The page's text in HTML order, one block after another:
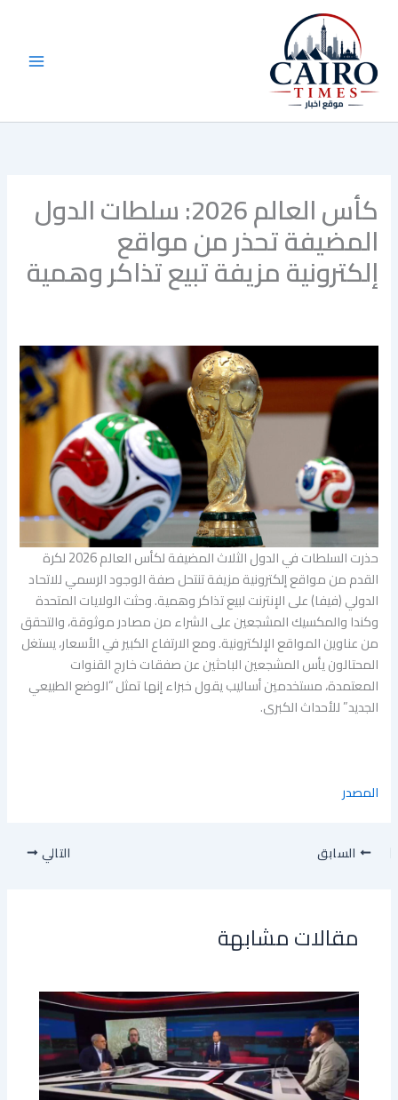
المحتوى
كأس العالم 2026: سلطات الدول
المضيفة تحذر من مواقع
إلكترونية مزيفة تبيع تذاكر وهمية
حذرت السلطات في الدول الثلاث المضيفة لكأس العالم 2026 لكرة
القدم من مواقع إلكترونية مزيفة تنتحل صفة الوجود الرسمي للاتحاد
الدولي (فيفا) على الإنترنت لبيع تذاكر وهمية. وحثت الولايات المتحدة
وكندا والمكسيك المشجعين على الشراء من مصادر موثوقة، والتحقق
من عناوين المواقع الإلكترونية. ومع الارتفاع الكبير في الأسعار، يستغل
المحتالون يأس المشجعين الباحثين عن صفقات خارج القنوات
المعتمدة، مستخدمين أساليب يقول خبراء إنها تمثل “الوضع الطبيعي
الجديد” للأحداث الكبرى.
المصدر
السابق التالي
مقالات مشابهة